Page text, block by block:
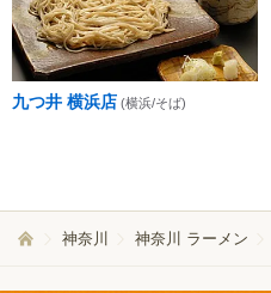
九つ井 横浜店 (横浜/そば)
神奈川 神奈川 ラーメン